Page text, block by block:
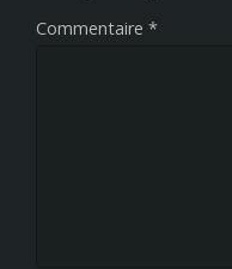
Commentaire *